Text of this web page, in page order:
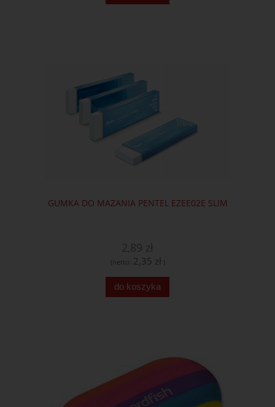
GUMKA DO MAZANIA PENTEL EZEE02E SLIM
(netto: 2,35 zł )
do koszyka